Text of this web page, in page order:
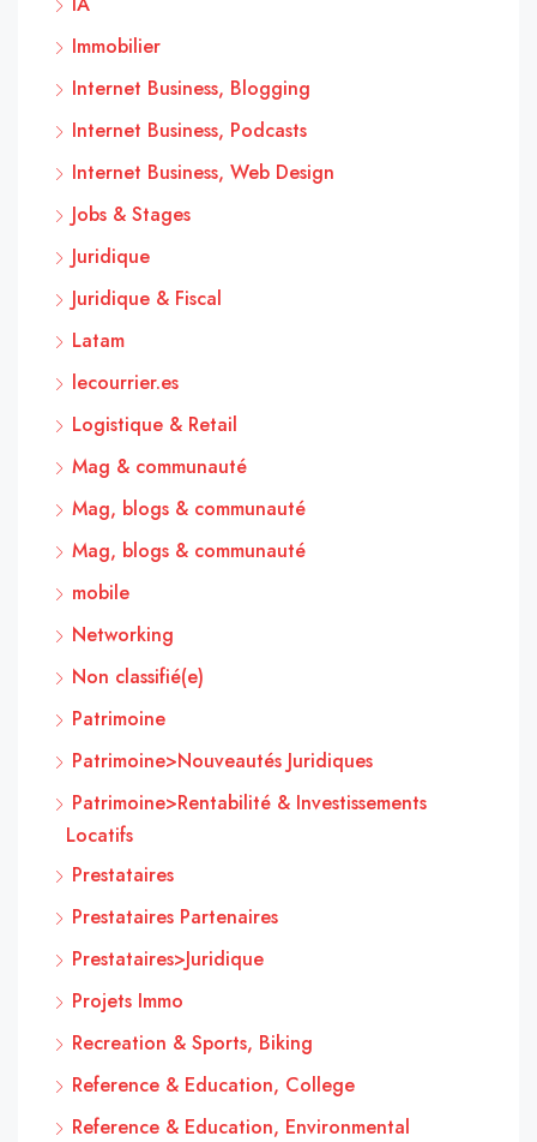
Immobilier
Internet Business, Blogging
Internet Business, Podcasts
Internet Business, Web Design
Jobs & Stages
Juridique
Juridique & Fiscal
Latam
lecourrier.es
Logistique & Retail
Mag & communauté
Mag, blogs & communauté
Mag, blogs & communauté
mobile
Networking
Non classifié(e)
Patrimoine
Patrimoine>Nouveautés Juridiques
Patrimoine>Rentabilité & Investissements
Locatifs
Prestataires
Prestataires Partenaires
Prestataires>Juridique
Projets Immo
Recreation & Sports, Biking
Reference & Education, College
Reference & Education, Environmental